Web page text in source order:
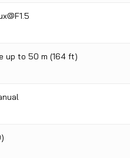
up to 50 m (164 ft)